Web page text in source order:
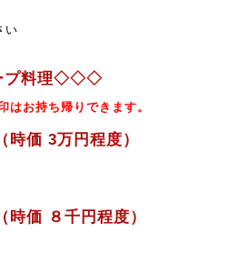
い
プ料理◇◇◇
お持ち帰りできます。
価 3万円程度）
価 ８千円程度）